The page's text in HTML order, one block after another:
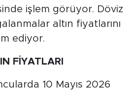
işlem görüyor. Döviz
altın fiyatlarını
ediyor.
FİYATLARI
10 Mayıs 2026